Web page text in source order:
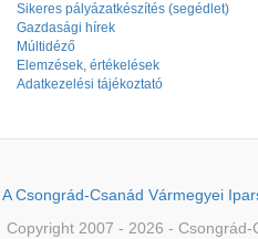
Sikeres pályázatkészítés (segédlet)
Gazdasági hírek
Múltidéző
Elemzések, értékelések
Adatkezelési tájékoztató
A Csongrád-Csanád Vármegyei
Copyright 2007 - 2026 -